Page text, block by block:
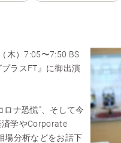
木）7:05〜7:50 BS
ラスFT』に御出演
ロナ恐慌"、そして今
学やCorporate
場分析などをお話下